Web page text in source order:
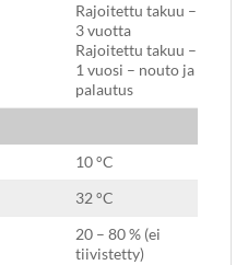
Rajoitettu takuu –
3 vuotta
Rajoitettu takuu –
1 vuosi – nouto ja
palautus
10 °C
32 °C
20 – 80 % (ei
tiivistetty)